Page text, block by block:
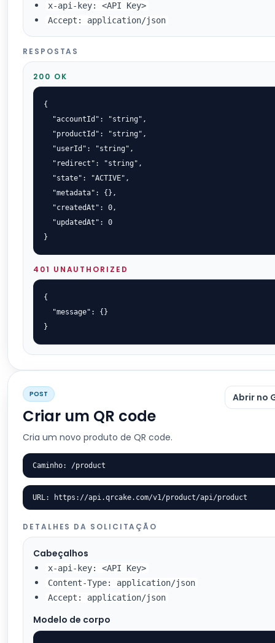
x-api-key: <API Key>
Accept: application/json
RESPOSTAS
200 OK
{
  "accountId": "string",
  "productId": "string",
  "userId": "string",
  "redirect": "string",
  "state": "ACTIVE",
  "metadata": {},
  "createdAt": 0,
  "updatedAt": 0
}
401 UNAUTHORIZED
{
  "message": {}
}
POST
Criar um QR code
Cria um novo produto de QR code.
Abrir no
Caminho: /product
URL: https://api.qrcake.com/v1/product/api/product
DETALHES DA SOLICITAÇÃO
Cabeçalhos
x-api-key: <API Key>
Content-Type: application/json
Accept: application/json
Modelo de corpo